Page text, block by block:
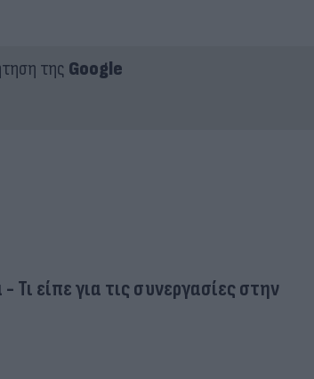
της Google
είπε για τις συνεργασίες στην